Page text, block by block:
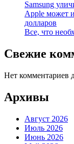
Samsung
Apple может
долларов
Все, что
Свежие
Нет комментариев
Архивы
Август 2026
Июль 2026
Июнь 2026